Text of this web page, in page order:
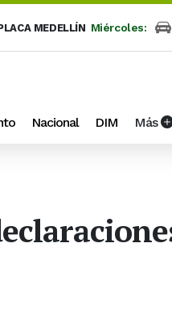
MEDELLÍN Miércoles:
Nacional DIM Más